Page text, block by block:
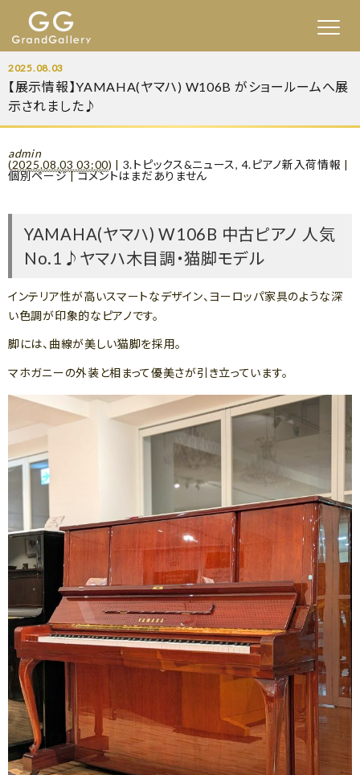
2025.08.03
【展示情報】YAMAHA(ヤマハ) W106B がショールームへ展
示されました♪
admin
(2025.08.03 03:00) | 3.トピックス&ニュース, 4.ピアノ新入荷情報 |
個別ページ|コメントはまだありません
YAMAHA(ヤマハ) W106B 中古ピアノ 人気
No.1♪ヤマハ木目調・猫脚モデル
インテリア性が高いスマートなデザイン、ヨーロッパ家具のような深
い色調が印象的なピアノです。
脚には、曲線が美しい猫脚を採用。
マホガニーの外装と相まって優美さが引き立っています。